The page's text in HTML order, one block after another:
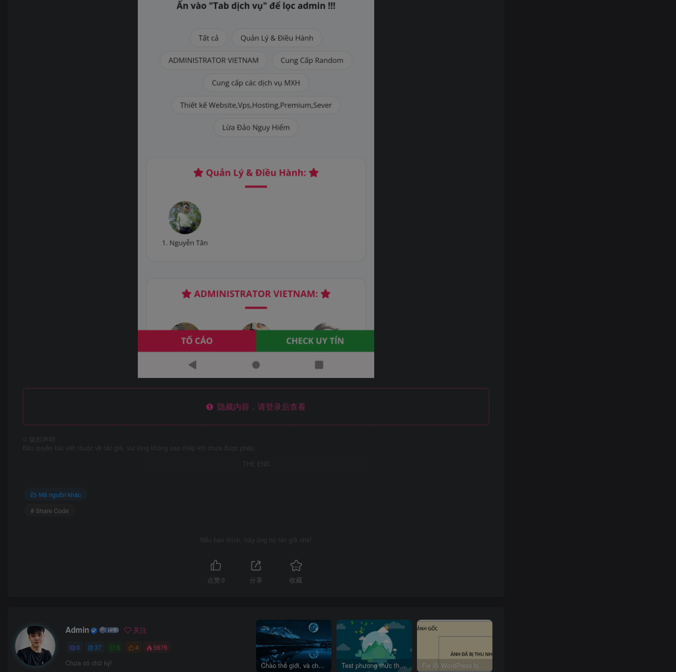
隐藏内容，请登录后查看
版权声明
Bản quyền bài viết thuộc về tác giả, vui lòng không sao chép khi chưa được phép.
THE END
Mã nguồn khác
# Share Code
Nếu bạn thích, hãy ủng hộ tác giả nhé!
点赞 0 分享 收藏
Admin 关注
0 37 5 4 5676
Chưa có chữ ký! Chào thế giới, và chào chính mình! Test phương thức thanh toán mới Fix lỗi WordPress bị giới hạn ảnh tải lên 2560px